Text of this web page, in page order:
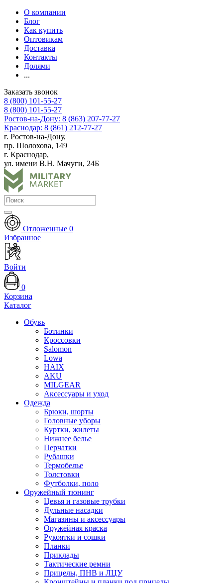
О компании
Блог
Как купить
Оптовикам
Доставка
Контакты
Долями
...
Заказать звонок
8 (800) 101-55-27
8 (800) 101-55-27
Ростов-на-Дону: 8 (863) 207-77-27
Краснодар: 8 (861) 212-77-27
г. Ростов-на-Дону,
пр. Шолохова, 149
г. Краснодар,
ул. имени В.Н. Мачуги, 24Б
Отложенные 0
Избранное
Войти
0
Корзина
Каталог
Обувь
Ботинки
Кроссовки
Salomon
Lowa
HAIX
AKU
MILGEAR
Аксессуары и уход
Одежда
Брюки, шорты
Головные уборы
Куртки, жилеты
Нижнее белье
Перчатки
Рубашки
Термобелье
Толстовки
Футболки, поло
Оружейный тюнинг
Цевья и газовые трубки
Дульные насадки
Магазины и аксессуары
Оружейная краска
Рукоятки и сошки
Планки
Приклады
Тактические ремни
Прицелы, ПНВ и ЛЦУ